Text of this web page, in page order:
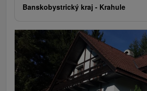
Banskobystrický kraj - Krahule